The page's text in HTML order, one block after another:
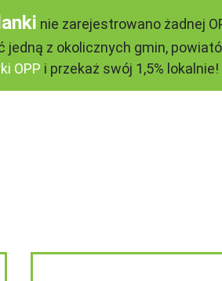
nie zarejestrowano żadnej
jedną z okolicznych gmin,
OPP i przekaż swój 1,5% lokalnie!